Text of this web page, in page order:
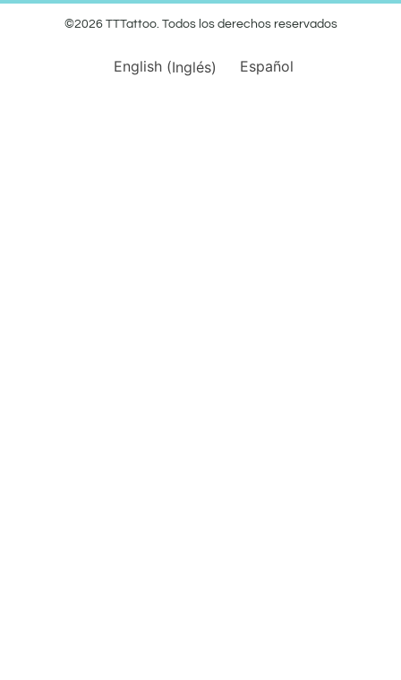
©2026 TTTattoo. Todos los derechos reservados
English(Inglés) Español